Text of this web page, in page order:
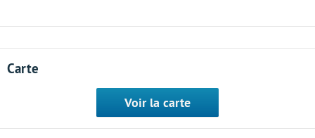
Carte
Voir la carte